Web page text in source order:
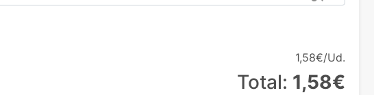
1,58€/Ud.
Total: 1,58€